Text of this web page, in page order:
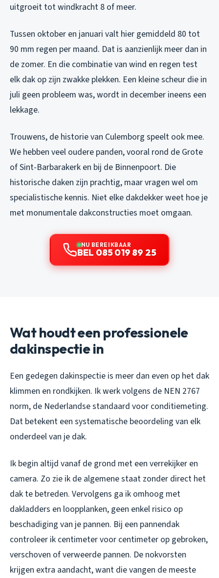
uitgroeit tot windkracht 8 of meer.
Tussen oktober en januari valt hier gemiddeld 80 tot
90 mm regen per maand. Dat is aanzienlijk meer dan in
de zomer. En die combinatie van wind en regen test
elk dak op zijn zwakke plekken. Een kleine scheur die in
juli geen probleem was, wordt in december ineens een
lekkage.
Trouwens, de historie van Culemborg speelt ook mee.
We hebben veel oudere panden, vooral rond de Grote
of Sint-Barbarakerk en bij de Binnenpoort. Die
historische daken zijn prachtig, maar vragen wel om
specialistische kennis. Niet elke dakdekker weet hoe je
met monumentale dakconstructies moet omgaan.
NU BEREIKBAAR
BEL 085 019 89 25
Wat houdt een professionele
dakinspectie in
Een gedegen dakinspectie is meer dan even op het dak
klimmen en rondkijken. Ik werk volgens de NEN 2767
norm, de Nederlandse standaard voor conditiemeting.
Dat betekent een systematische beoordeling van elk
onderdeel van je dak.
Ik begin altijd vanaf de grond met een verrekijker en
camera. Zo zie ik de algemene staat zonder direct het
dak te betreden. Vervolgens ga ik omhoog met
dakladders en loopplanken, geen enkel risico op
beschadiging van je pannen. Bij een pannendak
controleer ik centimeter voor centimeter op gebroken,
verschoven of verweerde pannen. De nokvorsten
krijgen extra aandacht, want die vangen de meeste